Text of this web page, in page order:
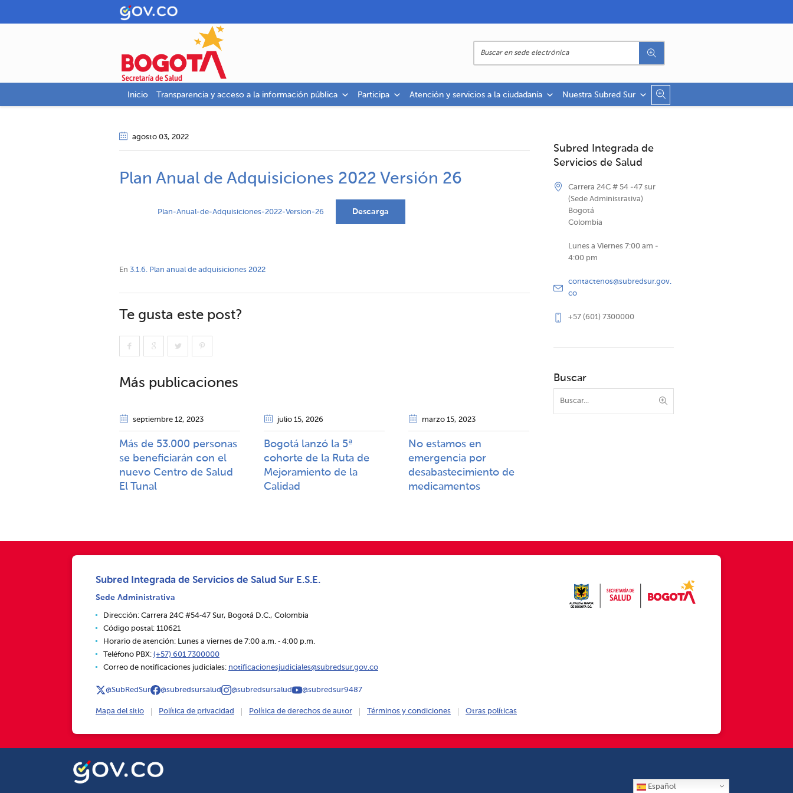
Inicio Transparencia y acceso a la información pública Participa Atención y servicios a la ciudadanía Nuestra Subred Sur
agosto 03, 2022
Plan Anual de Adquisiciones 2022 Versión 26
Plan-Anual-de-Adquisiciones-2022-Version-26 Descarga
En 3.1.6. Plan anual de adquisiciones 2022
Te gusta este post?
Más publicaciones
septiembre 12, 2023
Más de 53.000 personas
se beneficiarán con el
nuevo Centro de Salud
El Tunal
julio 15, 2026
Bogotá lanzó la 5ª
cohorte de la Ruta de
Mejoramiento de la
Calidad​​
marzo 15, 2023
No estamos en
emergencia por
desabastecimiento de
medicamentos
Subred Integrada de
Servicios de Salud
Carrera 24C # 54 -47 sur
(Sede Administrativa)
Bogotá
Colombia
Lunes a Viernes 7:00 am -
4:00 pm
contactenos@subredsur.gov.
co
+57 (601) 7300000
Buscar
Subred Integrada de Servicios de Salud Sur E.S.E.
Sede Administrativa
Dirección: Carrera 24C #54‑47 Sur, Bogotá D.C., Colombia
Código postal: 110621
Horario de atención: Lunes a viernes de 7:00 a.m. ‑ 4:00 p.m.
Teléfono PBX: (+57) 601 7300000
Correo de notificaciones judiciales: notificacionesjudiciales@subredsur.gov.co
@SubRedSur @subredsursalud @subredsursalud @subredsur9487
Mapa del sitio Política de privacidad Política de derechos de autor Términos y condiciones Otras políticas
Español